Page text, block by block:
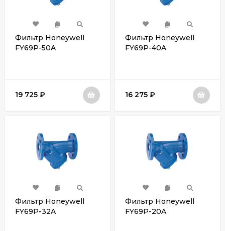
Фильтр Honeywell
FY69P-50A
19 725 ₽
Фильтр Honeywell
FY69P-40A
16 275 ₽
Фильтр Honeywell
FY69P-32A
Фильтр Honeywell
FY69P-20A